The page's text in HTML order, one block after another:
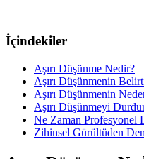
İçindekiler
Aşırı Düşünme Nedir?
Aşırı Düşünmenin
Aşırı Düşünmenin
Aşırı Düşünmeyi
Ne Zaman Profesyonel
Zihinsel Gürültüden